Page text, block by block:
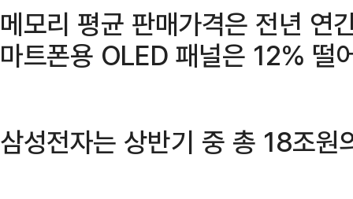
메모리 평균 판매가격은 전년 연
마트폰용 OLED 패널은 12% 떨
삼성전자는 상반기 중 총 18조